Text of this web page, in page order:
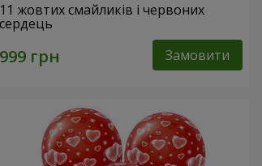
11 жовтих смайликів і червоних
сердець
Замовити